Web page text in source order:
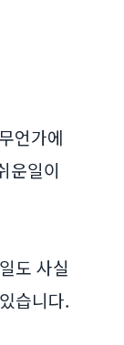
언가에
운일이
도 사실
습니다.